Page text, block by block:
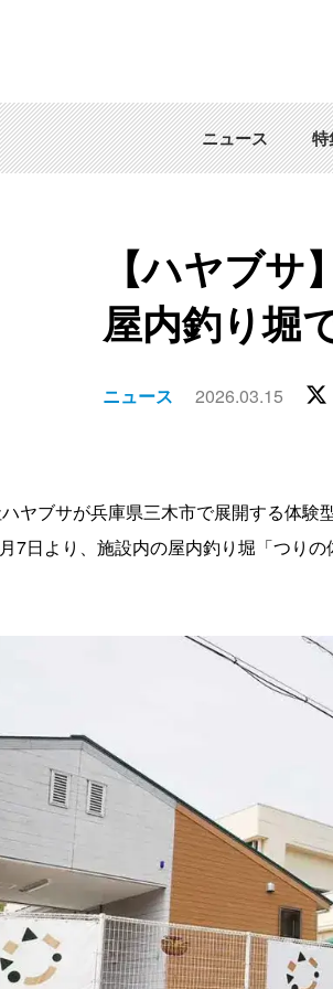
ニュース 特
【ハヤブ
屋内釣り堀
ニュース 2026.03.15
ヤブサが兵庫県三木市で展開する体験
7日より、施設内の屋内釣り堀「つり